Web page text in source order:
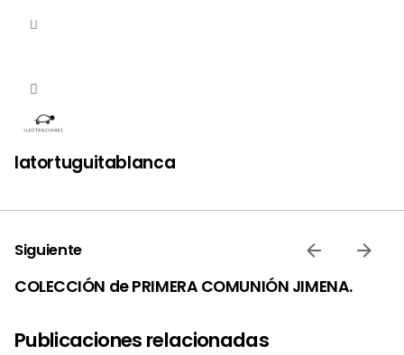
latortuguitablanca
Siguiente
COLECCIÓN de PRIMERA COMUNIÓN JIMENA.
Publicaciones relacionadas